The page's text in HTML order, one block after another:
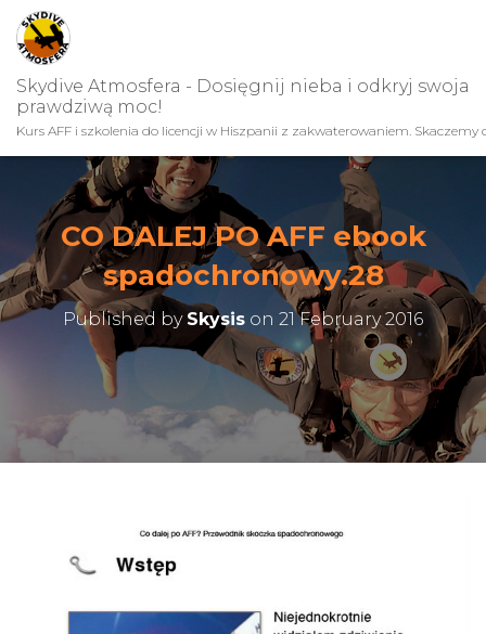
Skydive Atmosfera - Dosięgnij nieba i odkryj swoja
prawdziwą moc!
Kurs AFF i szkolenia do licencji w Hiszpanii z zakwaterowaniem. Skaczemy
CO DALEJ PO AFF ebook
spadochronowy.28
Published by Skysis on 21 February 2016